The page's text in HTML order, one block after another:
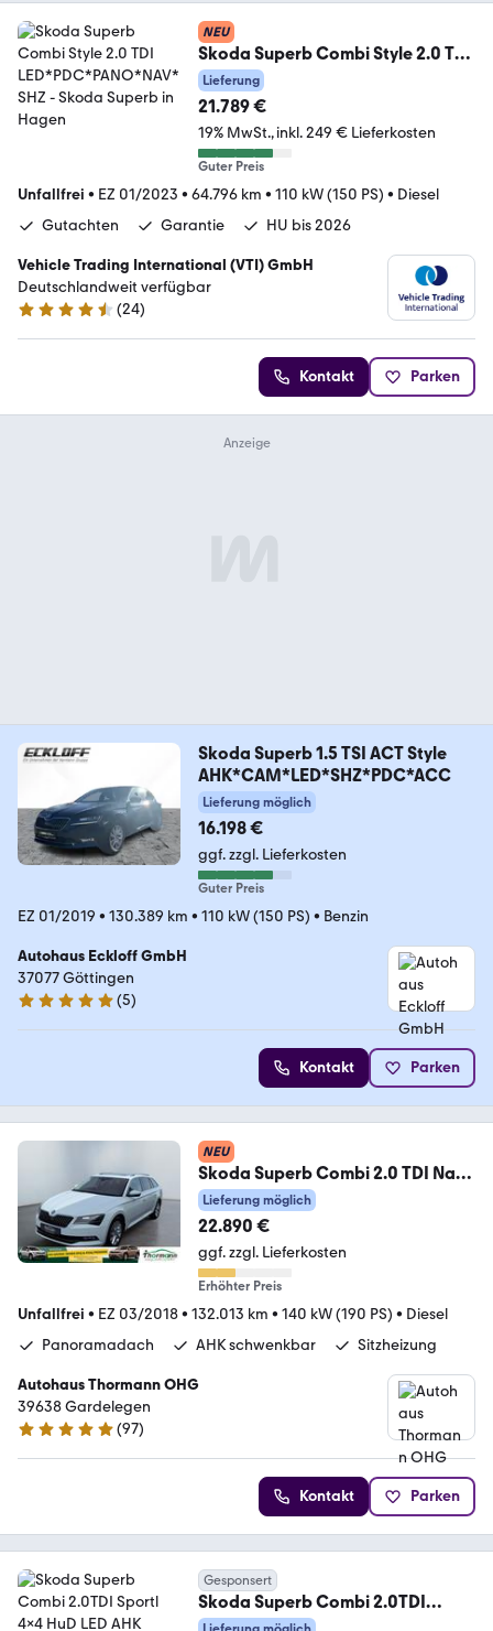
NEU
Skoda Superb Combi Style 2.0 TDI
LED*PDC*PANO*NAV*SHZ
Lieferung
21.789 €
19% MwSt. inkl. 249 € Lieferkosten
Guter Preis
Unfallfrei • EZ 01/2023 • 64.796 km • 110 kW (150 PS) • Diesel
Gutachten
Garantie HU bis 2026
Vehicle Trading International (VTI) GmbH
Deutschlandweit verfügbar
4.4 Sterne
(24)
Kontakt Parken
Skoda Superb 1.5 TSI ACT Style
AHK*CAM*LED*SHZ*PDC*ACC
Lieferung möglich
16.198 €
ggf. zzgl. Lieferkosten
Guter Preis
EZ 01/2019 • 130.389 km • 110 kW (150 PS) • Benzin
Autohaus Eckloff GmbH
37077 Göttingen
4.8 Sterne
(5)
Kontakt Parken
NEU
Skoda Superb Combi 2.0 TDI Navi,
AHK, Rückfahrkamera
Lieferung möglich
22.890 €
ggf. zzgl. Lieferkosten
Erhöhter Preis
Unfallfrei • EZ 03/2018• 132.013 km • 140 kW (190 PS) • Diesel
Panoramadach
AHK schwenkbar Sitzheizung
Autohaus Thormann OHG
39638 Gardelegen
4.8 Sterne
(97)
Kontakt Parken
Gesponsert
Skoda Superb Combi 2.0TDI
Sportl 4x4 HuD LED AHK Pano